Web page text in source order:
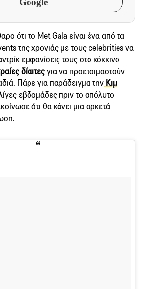
ότι το Met Gala είναι ένα από τα
της χρονιάς με τους celebrities να
εμφανίσεις τους στο κόκκινο
δίαιτεςγια να προετοιμαστούν
Πάρε για παράδειγμα την Κιμ
εβδομάδες πριν το απόλυτο
ότι θα κάνει μια αρκετά